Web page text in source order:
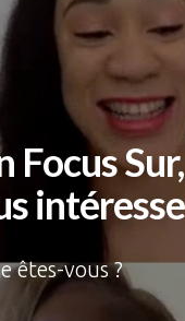
Focus
êtes-vous ?